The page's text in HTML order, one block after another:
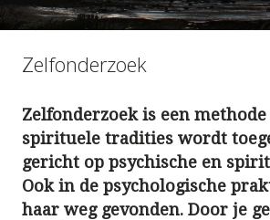
BLOG
Zelfonderzoek
Zelfonderzoek is een
spirituele tradities wordt
gericht op psychische en
Ook in de psychologische
haar weg gevonden. Door je